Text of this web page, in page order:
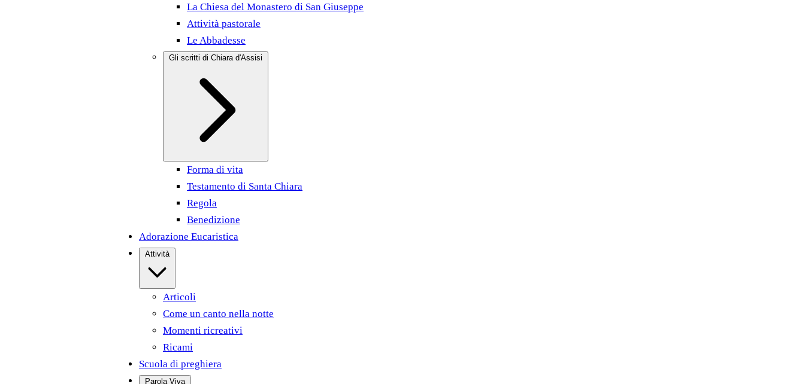
La Chiesa del Monastero di San Giuseppe
Attività pastorale
Le Abbadesse
Forma di vita
Testamento di Santa Chiara
Regola
Benedizione
Adorazione Eucaristica
Articoli
Come un canto nella notte
Momenti ricreativi
Ricami
Scuola di preghiera